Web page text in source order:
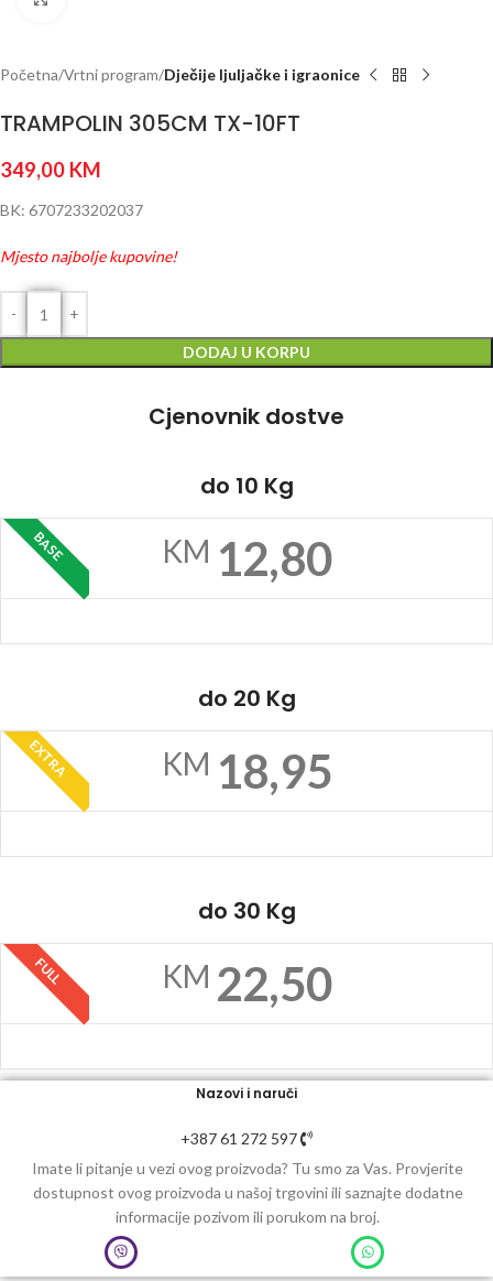
Početna Vrtni program Dječije ljuljačke i igraonice
TRAMPOLIN 305CM TX-10FT
349,00 KM
BK: 6707233202037
Mjesto najbolje kupovine!
DODAJ U KORPU
Cjenovnik dostve
do 10 Kg
BASE KM 12,80
do 20 Kg
EXTRA KM 18,95
do 30 Kg
FULL KM 22,50
Nazovi i naruči
+387 61 272 597
Imate li pitanje u vezi ovog proizvoda? Tu smo za Vas. Provjerite
dostupnost ovog proizvoda u našoj trgovini ili saznajte dodatne
informacije pozivom ili porukom na broj.